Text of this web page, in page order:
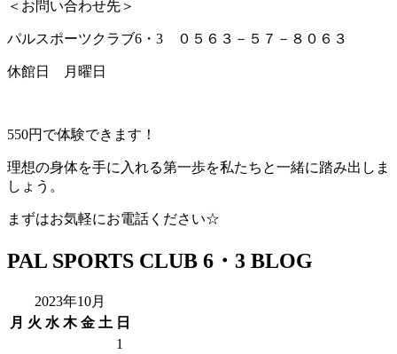
＜お問い合わせ先＞
パルスポーツクラブ6・3 ０５６３－５７－８０６３
休館日 月曜日
550円で体験できます！
理想の身体を手に入れる第一歩を私たちと一緒に踏み出しま
しょう。
まずはお気軽にお電話ください☆
PAL SPORTS CLUB 6・3 BLOG
2023年10月
月 火 水 木 金 土 日
1